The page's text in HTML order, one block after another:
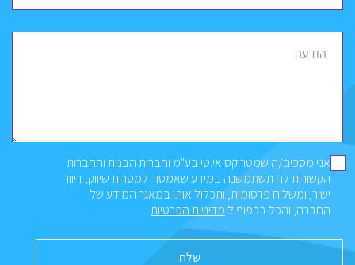
הודעה
אני מסכים/ה שמטריקס אי.טי בע"מ וחברות הבנות והחברות
הקשורות לה תשתמשנה במידע שאמסור למטרות שיווק, דיוור
ישיר, ומשלוח פרסומות, ותכלול אותו במאגר המידע של
החברה, והכל בכפוף ל מדיניות הפרטיות